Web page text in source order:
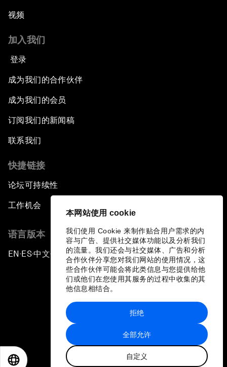
本网站使用 cookie
我们使用 Cookie 来制作贴合用户需求的内
容与广告、提供社交媒体功能以及分析我们
的流量。我们还会与社交媒体、广告和分析
合作伙伴分享您对我们网站的使用情况，这
些合作伙伴可能会将此类信息与您提供给他
们或他们在您使用其服务的过程中收集的其
他信息相结合。
全部允许
自定义
拒绝
视频
加入我们
登录
成为我们的合作伙伴
成为我们的会员
订阅我们的新闻稿
联系我们
快捷链接
论坛可持续性
工作机会
语言版本
EN ▪ES▪中文▪ 日本語
站点地图
世界经济论坛